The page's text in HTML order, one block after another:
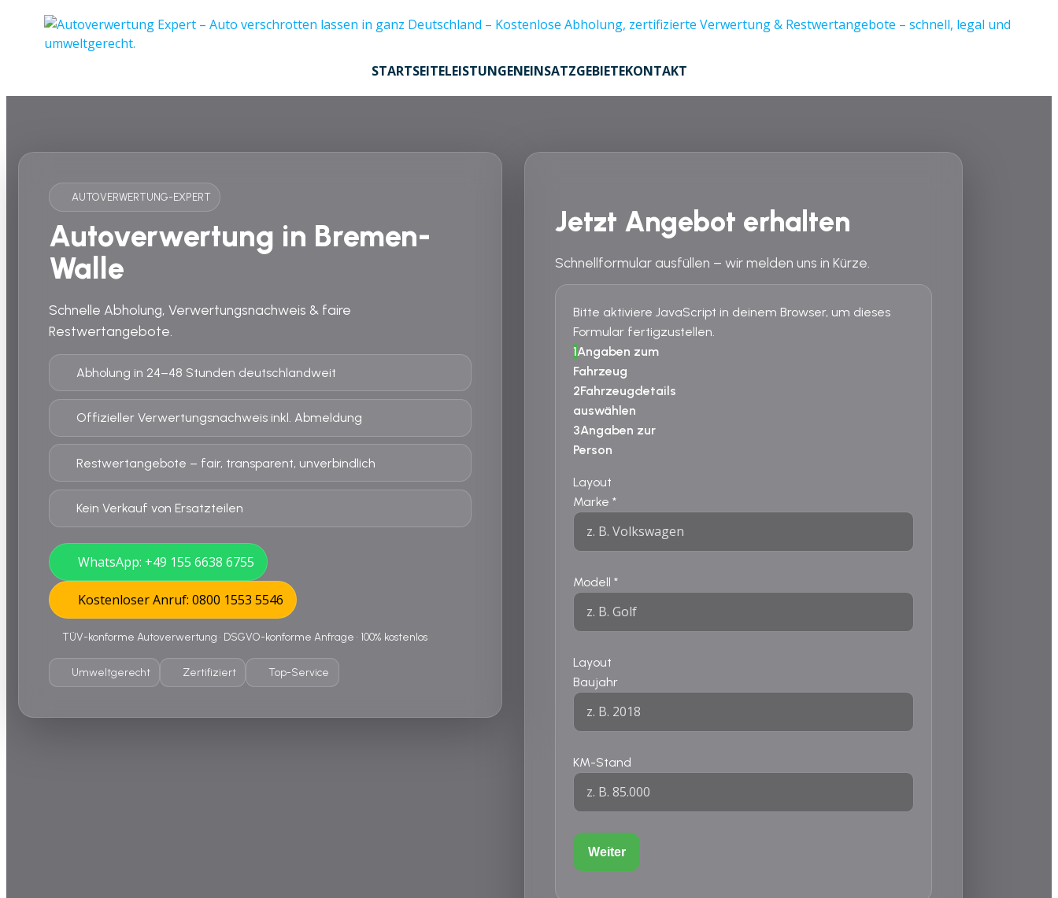
STARTSEITELEISTUNGENEINSATZGEBIETEKONTAKT
AUTOVERWERTUNG-EXPERT
Autoverwertung in Bremen-
Walle
Schnelle Abholung, Verwertungsnachweis & faire
Restwertangebote.
Abholung in 24–48 Stunden deutschlandweit
Offizieller Verwertungsnachweis inkl. Abmeldung
Restwertangebote – fair, transparent, unverbindlich
Kein Verkauf von Ersatzteilen
WhatsApp: +49 155 6638 6755
Kostenloser Anruf: 0800 1553 5546
TÜV-konforme Autoverwertung • DSGVO-konforme Anfrage • 100% kostenlos
Umweltgerecht Zertifiziert Top-Service
Jetzt Angebot erhalten
Schnellformular ausfüllen – wir melden uns in Kürze.
Bitte aktiviere JavaScript in deinem Browser, um dieses
Formular fertigzustellen.
1Angaben zum
Fahrzeug
2Fahrzeugdetails
auswählen
3Angaben zur
Person
Layout
Marke*
Modell*
Layout
Baujahr
KM-Stand
Weiter